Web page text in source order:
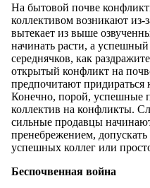
На бытовой почве
коллективом возникают из-
вытекает из выше
начинать расти, а успешный
середнячков, как
открытый конфликт на
предпочитают придираться
Конечно, порой, успешные
коллектив на конфликты.
сильные продавцы
пренебрежением,
успешных коллег или
Беспочвенная война